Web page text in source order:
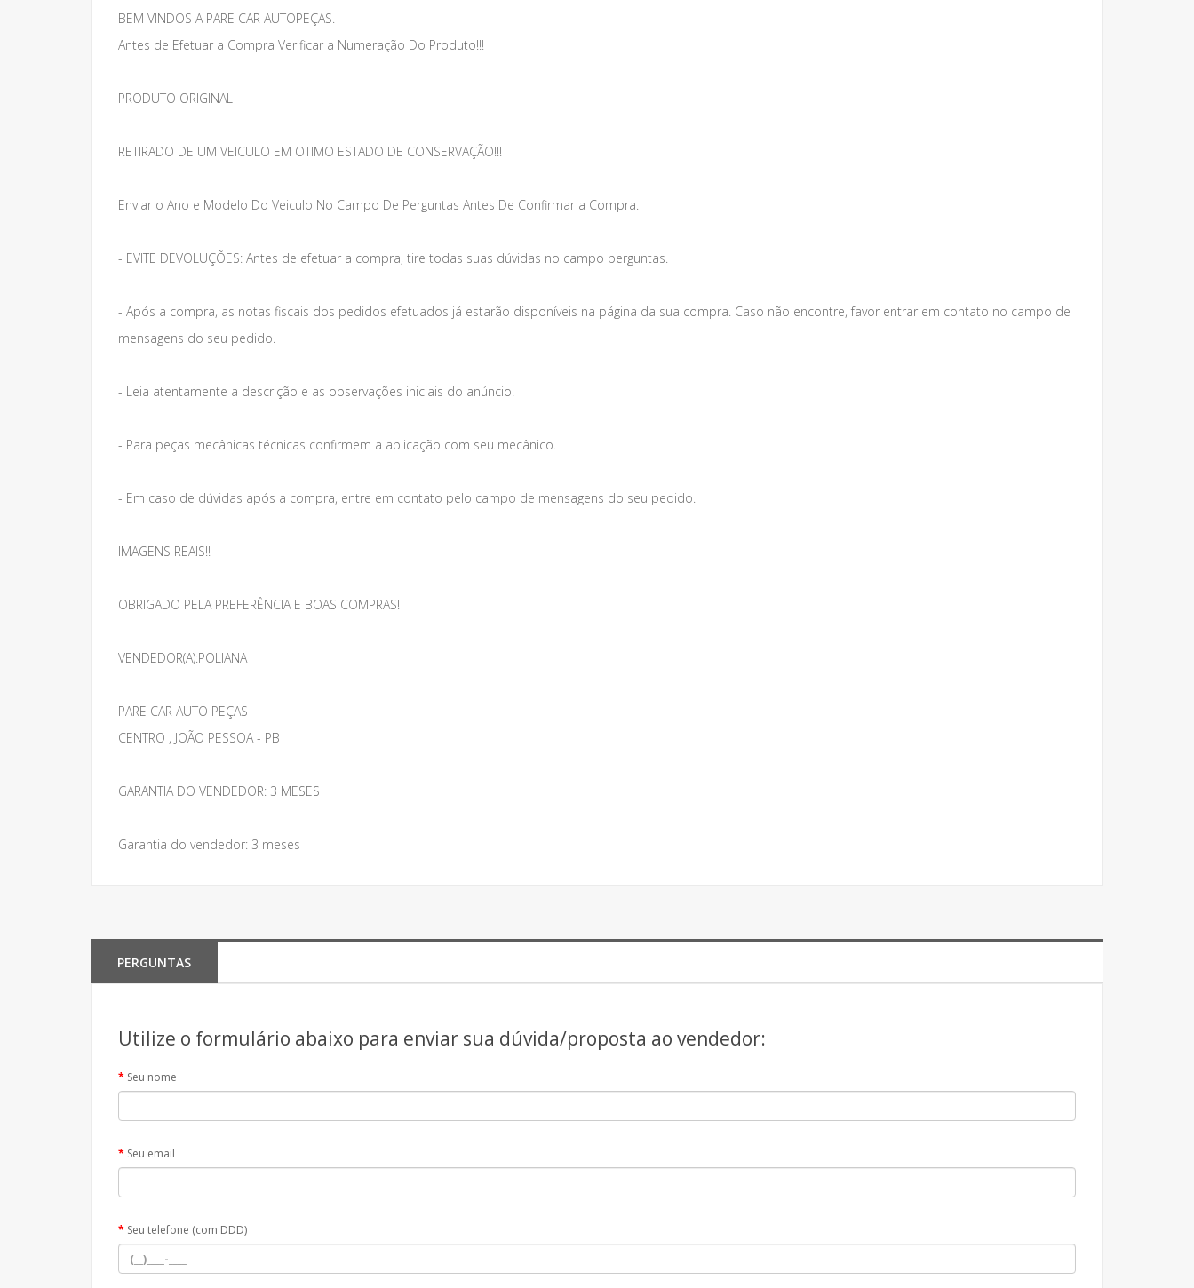
BEM VINDOS A PARE CAR AUTOPEÇAS.
Antes de Efetuar a Compra Verificar a Numeração Do Produto!!!
PRODUTO ORIGINAL
RETIRADO DE UM VEICULO EM OTIMO ESTADO DE CONSERVAÇÃO!!!
Enviar o Ano e Modelo Do Veiculo No Campo De Perguntas Antes De Confirmar a Compra.
- EVITE DEVOLUÇÕES: Antes de efetuar a compra, tire todas suas dúvidas no campo perguntas.
- Após a compra, as notas fiscais dos pedidos efetuados já estarão disponíveis na página da sua compra. Caso não encontre, favor entrar em contato no campo de
mensagens do seu pedido.
- Leia atentamente a descrição e as observações iniciais do anúncio.
- Para peças mecânicas técnicas confirmem a aplicação com seu mecânico.
- Em caso de dúvidas após a compra, entre em contato pelo campo de mensagens do seu pedido.
IMAGENS REAIS!!
OBRIGADO PELA PREFERÊNCIA E BOAS COMPRAS!
VENDEDOR(A):POLIANA
PARE CAR AUTO PEÇAS
CENTRO , JOÃO PESSOA - PB
GARANTIA DO VENDEDOR: 3 MESES
Garantia do vendedor: 3 meses
PERGUNTAS
Utilize o formulário abaixo para enviar sua dúvida/proposta ao vendedor:
Seu nome
Seu email
Seu telefone (com DDD)